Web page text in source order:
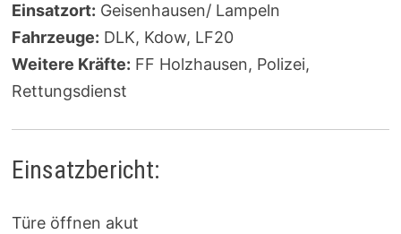
Einsatzort: Geisenhausen/ Lampeln
Fahrzeuge: DLK, Kdow, LF20
Weitere Kräfte: FF Holzhausen, Polizei,
Rettungsdienst
Einsatzbericht:
Türe öffnen akut